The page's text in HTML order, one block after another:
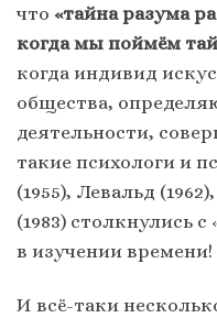
что «тайна разума
когда мы поймём
когда индивид
общества,
деятельности,
такие психологи и
(1955), Левальд
(1983) столкнулись
в изучении времени!
И всё-таки